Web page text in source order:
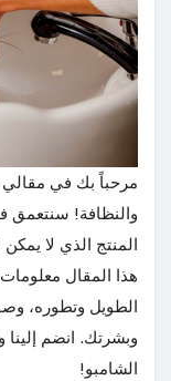
مرحباً بك في
والنظافة! سنتعمق
المنتج الذي لا
هذا المقال
الطويل وتطوره،
وبشرتك. انضم
الشامبو!